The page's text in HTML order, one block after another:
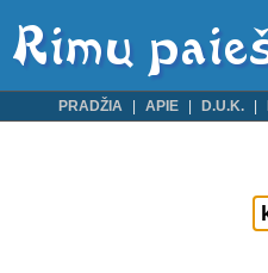
PRADŽIA APIE D.U.K.